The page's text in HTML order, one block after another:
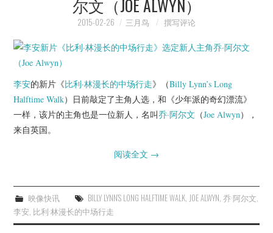
尔文（JOE ALWYN）
2015-02-26 三月鸟 撰写评论
李安的新片《比利·林漫长的中场行走》（Billy Lynn’s Long
Halftime Walk）日前敲定了主角人选，和《少年派的奇幻漂流》
一样，该片的主角也是一位新人，名叫乔·阿尔文 （Joe Alwyn），
来自英国。
阅读全文 →
映像快讯 BILLY LYNN’S LONG HALFTIME WALK, JOE ALWYN, 乔·阿尔文,
李安, 比利·林漫长的中场行走